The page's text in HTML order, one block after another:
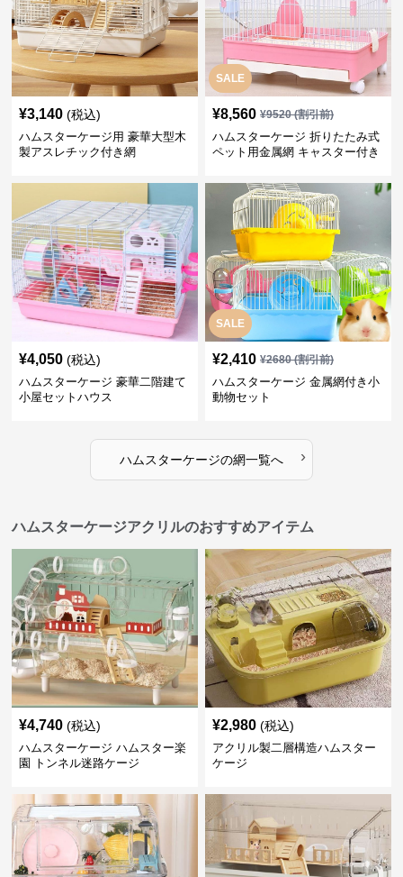
¥3,140 (税込)
ハムスターケージ用 豪華大型木
製アスレチック付き網
SALE
¥8,560 ¥9520(割引前)
ハムスターケージ 折りたたみ式
ペット用金属網 キャスター付き
¥4,050 (税込)
ハムスターケージ 豪華二階建て
小屋セットハウス
SALE
¥2,410 ¥2680(割引前)
ハムスターケージ 金属網付き小
動物セット
ハムスターケージの網一覧へ ›
ハムスターケージアクリルのおすすめアイテム
¥4,740 (税込)
ハムスターケージ ハムスター楽
園 トンネル迷路ケージ
¥2,980 (税込)
アクリル製二層構造ハムスター
ケージ